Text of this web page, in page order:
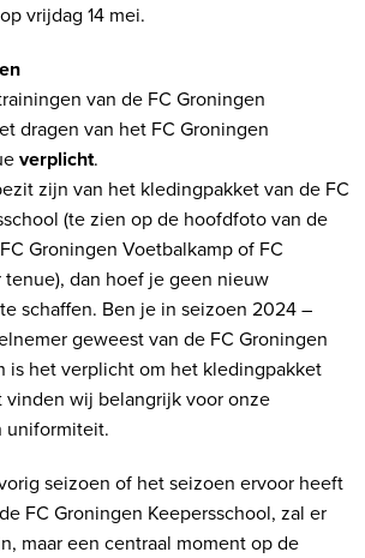
vrijdag 14 mei.
van de FC Groningen
dragen van het FC Groningen
verplicht.
zijn van het kledingpakket van de FC
(te zien op de hoofdfoto van de
Groningen Voetbalkamp of FC
tenue), dan hoef je geen nieuw
schaffen. Ben je in seizoen 2024 –
geweest van de FC Groningen
is het verplicht om het kledingpakket
vinden wij belangrijk voor onze
uniformiteit.
seizoen of het seizoen ervoor heeft
FC Groningen Keepersschool, zal er
maar een centraal moment op de